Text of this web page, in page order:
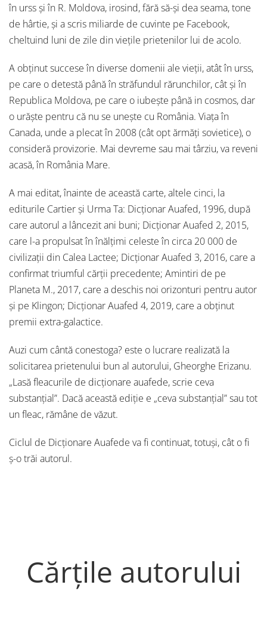
în urss și în R. Moldova, irosind, fără să-și dea seama, tone
de hârtie, și a scris miliarde de cuvinte pe Facebook,
cheltuind luni de zile din viețile prietenilor lui de acolo.
A obținut succese în diverse domenii ale vieții, atât în urss,
pe care o detestă până în străfundul rărunchilor, cât și în
Republica Moldova, pe care o iubește până in cosmos, dar
o urăște pentru că nu se unește cu România. Viața în
Canada, unde a plecat în 2008 (cât opt ărmăți sovietice), o
consideră provizorie. Mai devreme sau mai târziu, va reveni
acasă, în România Mare.
A mai editat, înainte de această carte, altele cinci, la
editurile Cartier și Urma Ta: Dicționar Auafed, 1996, după
care autorul a lâncezit ani buni; Dicționar Auafed 2, 2015,
care l-a propulsat în înălțimi celeste în circa 20 000 de
civilizații din Calea Lactee; Dicționar Auafed 3, 2016, care a
confirmat triumful cărții precedente; Amintiri de pe
Planeta M., 2017, care a deschis noi orizonturi pentru autor
și pe Klingon; Dicționar Auafed 4, 2019, care a obținut
premii extra-galactice.
Auzi cum cântă conestoga? este o lucrare realizată la
solicitarea prietenului bun al autorului, Gheorghe Erizanu.
„Lasă fleacurile de dicționare auafede, scrie ceva
substanțial”. Dacă această ediție e „ceva substanțial” sau tot
un fleac, rămâne de văzut.
Ciclul de Dicționare Auafede va fi continuat, totuși, cât o fi
ș-o trăi autorul.
Cărțile autorului